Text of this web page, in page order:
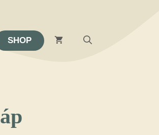
SHOP